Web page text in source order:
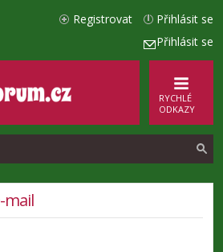
Přihlásit se
Přihlásit se
Registrovat
RYCHLÉ
ODKAZY
mail